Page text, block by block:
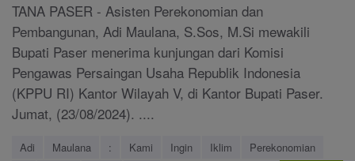
TANA PASER - Asisten Perekonomian dan
Pembangunan, Adi Maulana, S.Sos, M.Si mewakili
Bupati Paser menerima kunjungan dari Komisi
Pengawas Persaingan Usaha Republik Indonesia
(KPPU RI) Kantor Wilayah V, di Kantor Bupati Paser.
Jumat, (23/08/2024). ....
Adi Maulana : Kami Ingin Iklim
Perekonomian